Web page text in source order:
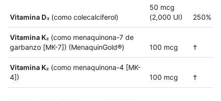
Vitamina D₃ (como colecalciferol)
50 mcg
(2,000 UI)
250%
Vitamina K₂ (como menaquinona-7 de
garbanzo [MK-7]) (MenaquinGold®)
100 mcg †
Vitamina K₂ (como menaquinona-4 [MK-
4])
100 mcg †